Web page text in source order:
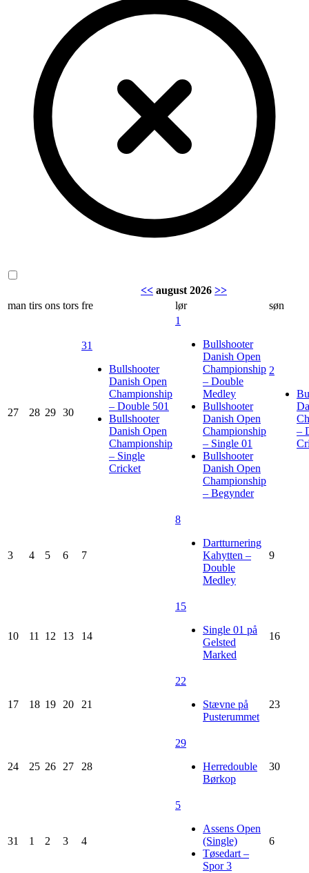
<< august 2026 >>
man tirs ons tors fre lør søn
27 28 29 30
31
Bullshooter
Danish Open
Championship
– Double 501
Bullshooter
Danish Open
Championship
– Single
Cricket
1
Bullshooter
Danish Open
Championship
– Double
Medley
Bullshooter
Danish Open
Championship
– Single 01
Bullshooter
Danish Open
Championship
– Begynder
2
–
3 4 5 6 7
8
Dartturnering
Kahytten –
Double
Medley
9
10 11 12 13 14
15
Single 01 på
Gelsted
Marked
16
17 18 19 20 21
22
Stævne på
Pusterummet
23
24 25 26 27 28
29
Herredouble
Børkop
30
31 1 2 3 4
5
Assens Open
(Single)
Tøsedart –
Spor 3
6